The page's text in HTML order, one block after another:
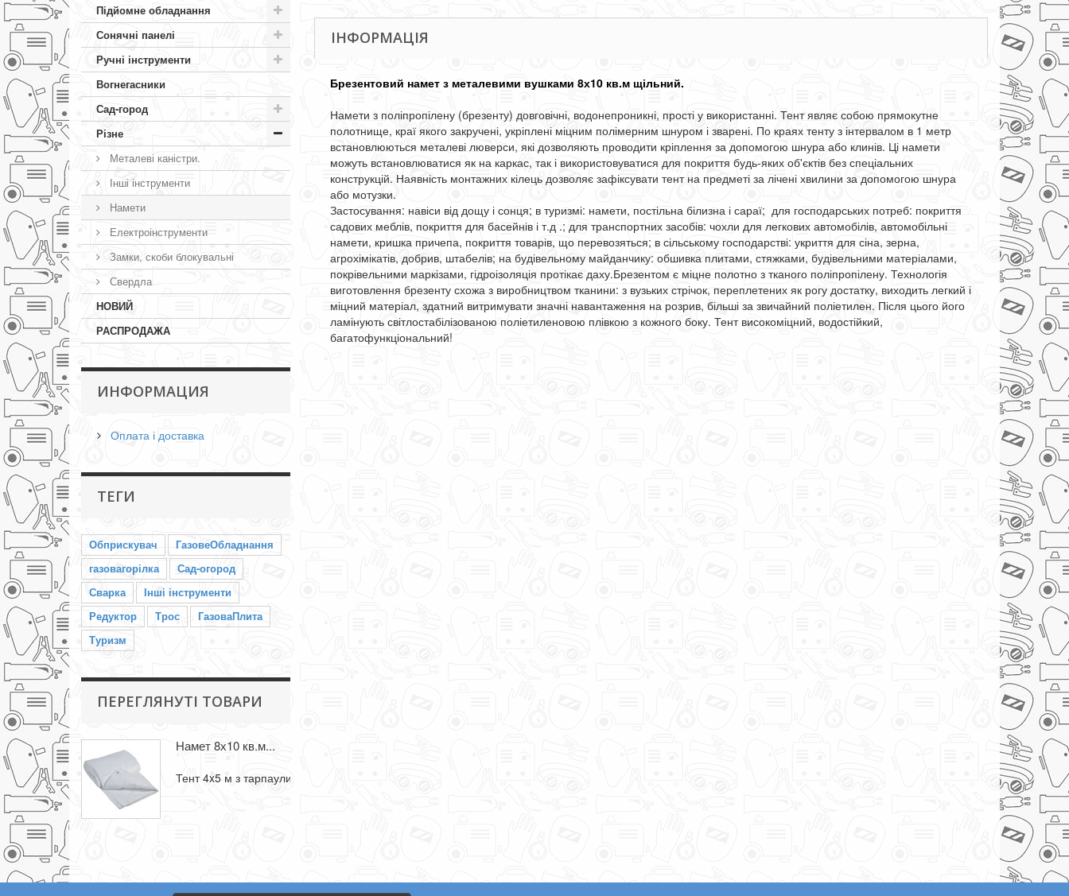
Підйомне обладнання
Сонячні панелі
Ручні інструменти
Вогнегасники
Сад-город
Різне
Металеві каністри.
Інші інструменти
Намети
Електроінструменти
Замки, скоби блокувальні
Свердла
НОВИЙ
РАСПРОДАЖА
ИНФОРМАЦИЯ
Оплата і доставка
ТЕГИ
Обприскувач
ГазовеОбладнання
газовагорілка
Сад-огород
Сварка
Інші інструменти
Редуктор
Трос
ГазоваПлита
Туризм
ПЕРЕГЛЯНУТІ ТОВАРИ
Намет 8х10 кв.м...
Тент 4x5 м з тарпаулина з металевими...
ІНФОРМАЦІЯ
Брезентовий намет з металевими вушками 8х10 кв.м щільний.
Намети з поліпропілену (брезенту) довговічні, водонепроникні, прості у використанні. Тент являє собою прямокутне
полотнище, краї якого закручені, укріплені міцним полімерним шнуром і зварені. По краях тенту з інтервалом в 1 метр
встановлюються металеві люверси, які дозволяють проводити кріплення за допомогою шнура або клинів. Ці намети
можуть встановлюватися як на каркас, так і використовуватися для покриття будь-яких об'єктів без спеціальних
конструкцій. Наявність монтажних кілець дозволяє зафіксувати тент на предметі за лічені хвилини за допомогою шнура
або мотузки.
Застосування: навіси від дощу і сонця; в туризмі: намети, постільна білизна і сараї; для господарських потреб: покриття
садових меблів, покриття для басейнів і т.д .; для транспортних засобів: чохли для легкових автомобілів, автомобільні
намети, кришка причепа, покриття товарів, що перевозяться; в сільському господарстві: укриття для сіна, зерна,
агрохімікатів, добрив, штабелів; на будівельному майданчику: обшивка плитами, стяжками, будівельними матеріалами,
покрівельними маркізами, гідроізоляція протікає даху.Брезентом є міцне полотно з тканого поліпропілену. Технологія
виготовлення брезенту схожа з виробництвом тканини: з вузьких стрічок, переплетених як рогу достатку, виходить легкий і
міцний матеріал, здатний витримувати значні навантаження на розрив, більші за звичайний поліетилен. Після цього його
ламінують світлостабілізованою поліетиленовою плівкою з кожного боку. Тент високоміцний, водостійкий,
багатофункціональний!